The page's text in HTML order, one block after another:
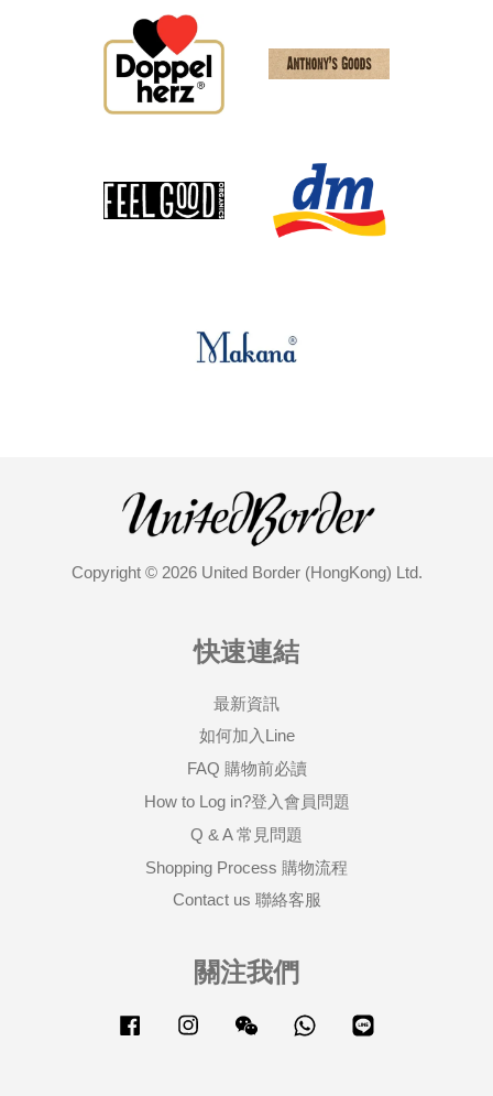
Copyright © 2026 United Border (HongKong) Ltd.
快速連結
最新資訊
如何加入Line
FAQ 購物前必讀
How to Log in?登入會員問題
Q & A 常見問題
Shopping Process 購物流程
Contact us 聯絡客服
關注我們
Facebook Instagram Wechat Whatsapp